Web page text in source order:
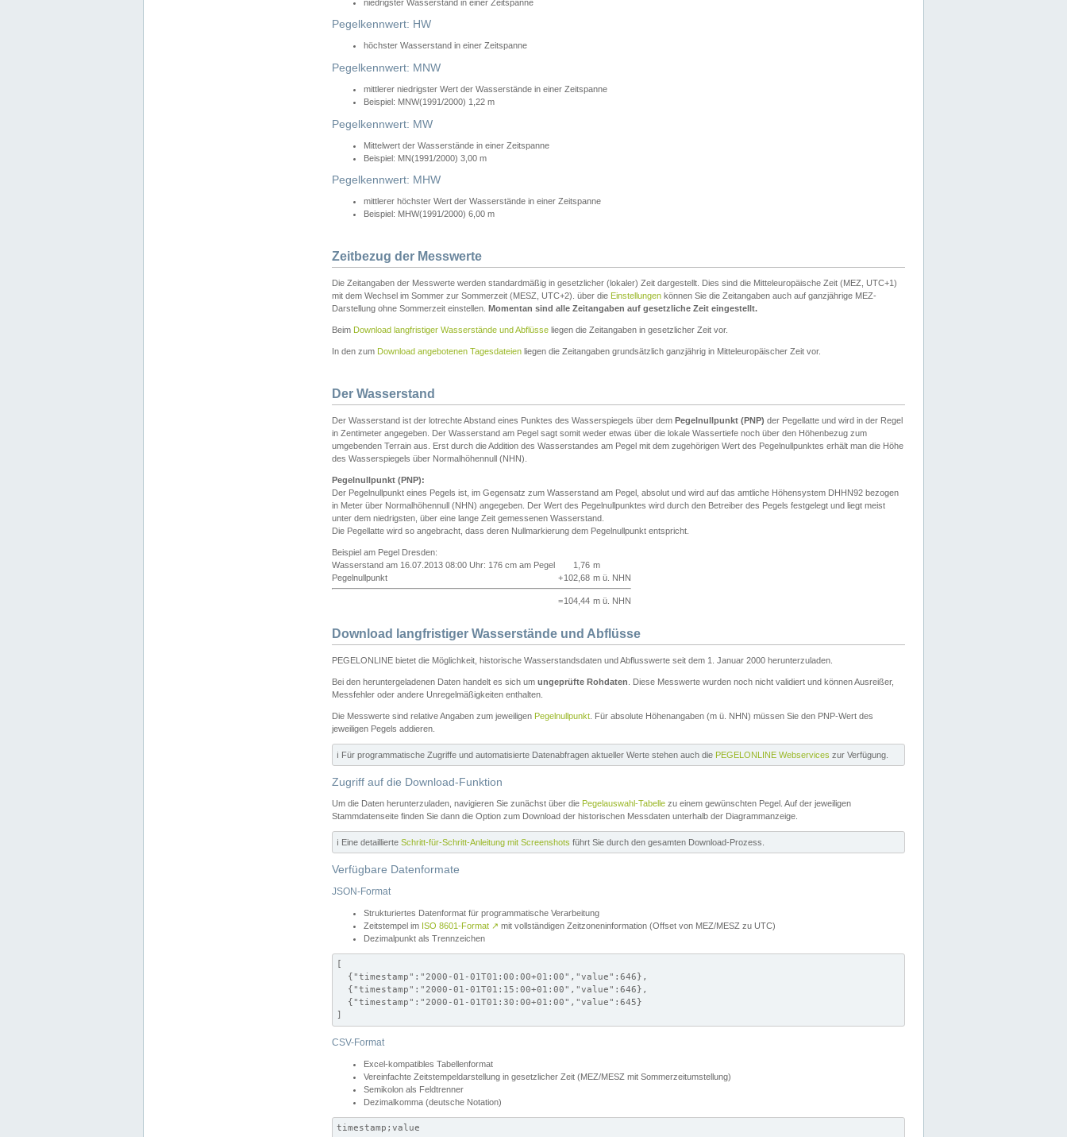
niedrigster Wasserstand in einer Zeitspanne
Pegelkennwert: HW
höchster Wasserstand in einer Zeitspanne
Pegelkennwert: MNW
mittlerer niedrigster Wert der Wasserstände in einer Zeitspanne
Beispiel: MNW(1991/2000) 1,22 m
Pegelkennwert: MW
Mittelwert der Wasserstände in einer Zeitspanne
Beispiel: MN(1991/2000) 3,00 m
Pegelkennwert: MHW
mittlerer höchster Wert der Wasserstände in einer Zeitspanne
Beispiel: MHW(1991/2000) 6,00 m
Zeitbezug der Messwerte
Die Zeitangaben der Messwerte werden standardmäßig in gesetzlicher (lokaler) Zeit dargestellt. Dies sind die Mitteleuropäische Zeit (MEZ, UTC+1)
mit dem Wechsel im Sommer zur Sommerzeit (MESZ, UTC+2). über die Einstellungen können Sie die Zeitangaben auch auf ganzjährige MEZ-
Darstellung ohne Sommerzeit einstellen. Momentan sind alle Zeitangaben auf gesetzliche Zeit eingestellt.
Beim Download langfristiger Wasserstände und Abflüsse liegen die Zeitangaben in gesetzlicher Zeit vor.
In den zum Download angebotenen Tagesdateien liegen die Zeitangaben grundsätzlich ganzjährig in Mitteleuropäischer Zeit vor.
Der Wasserstand
Der Wasserstand ist der lotrechte Abstand eines Punktes des Wasserspiegels über dem Pegelnullpunkt (PNP) der Pegellatte und wird in der Regel
in Zentimeter angegeben. Der Wasserstand am Pegel sagt somit weder etwas über die lokale Wassertiefe noch über den Höhenbezug zum
umgebenden Terrain aus. Erst durch die Addition des Wasserstandes am Pegel mit dem zugehörigen Wert des Pegelnullpunktes erhält man die Höhe
des Wasserspiegels über Normalhöhennull (NHN).
Pegelnullpunkt (PNP):
Der Pegelnullpunkt eines Pegels ist, im Gegensatz zum Wasserstand am Pegel, absolut und wird auf das amtliche Höhensystem DHHN92 bezogen
in Meter über Normalhöhennull (NHN) angegeben. Der Wert des Pegelnullpunktes wird durch den Betreiber des Pegels festgelegt und liegt meist
unter dem niedrigsten, über eine lange Zeit gemessenen Wasserstand.
Die Pegellatte wird so angebracht, dass deren Nullmarkierung dem Pegelnullpunkt entspricht.
Beispiel am Pegel Dresden:
Wasserstand am 16.07.2013 08:00 Uhr: 176 cm am Pegel
1,76 m
Pegelnullpunkt
+102,68 m ü. NHN
=104,44 m ü. NHN
Download langfristiger Wasserstände und Abflüsse
PEGELONLINE bietet die Möglichkeit, historische Wasserstandsdaten und Abflusswerte seit dem 1. Januar 2000 herunterzuladen.
Bei den heruntergeladenen Daten handelt es sich um ungeprüfte Rohdaten . Diese Messwerte wurden noch nicht validiert und können Ausreißer,
Messfehler oder andere Unregelmäßigkeiten enthalten.
Die Messwerte sind relative Angaben zum jeweiligen Pegelnullpunkt . Für absolute Höhenangaben (m ü. NHN) müssen Sie den PNP-Wert des
jeweiligen Pegels addieren.
ℹ️ Für programmatische Zugriffe und automatisierte Datenabfragen aktueller Werte stehen auch die PEGELONLINE Webservices zur Verfügung.
Zugriff auf die Download-Funktion
Um die Daten herunterzuladen, navigieren Sie zunächst über die Pegelauswahl-Tabelle zu einem gewünschten Pegel. Auf der jeweiligen
Stammdatenseite finden Sie dann die Option zum Download der historischen Messdaten unterhalb der Diagrammanzeige.
ℹ️ Eine detaillierte Schritt-für-Schritt-Anleitung mit Screenshots führt Sie durch den gesamten Download-Prozess.
Verfügbare Datenformate
JSON-Format
Strukturiertes Datenformat für programmatische Verarbeitung
Zeitstempel im ISO 8601-Format ↗ mit vollständigen Zeitzoneninformation (Offset von MEZ/MESZ zu UTC)
Dezimalpunkt als Trennzeichen
[
  {"timestamp":"2000-01-01T01:00:00+01:00","value":646},
  {"timestamp":"2000-01-01T01:15:00+01:00","value":646},
  {"timestamp":"2000-01-01T01:30:00+01:00","value":645}
]
CSV-Format
Excel-kompatibles Tabellenformat
Vereinfachte Zeitstempeldarstellung in gesetzlicher Zeit (MEZ/MESZ mit Sommerzeitumstellung)
Semikolon als Feldtrenner
Dezimalkomma (deutsche Notation)
timestamp;value